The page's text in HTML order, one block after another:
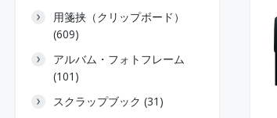
用箋挟（クリップボード）
(609)
アルバム・フォトフレーム
(101)
スクラップブック (31)